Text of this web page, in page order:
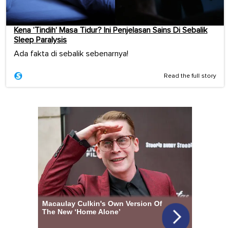
Kena ‘Tindih’ Masa Tidur? Ini Penjelasan Sains Di Sebalik
Sleep Paralysis
Ada fakta di sebalik sebenarnya!
Read the full story